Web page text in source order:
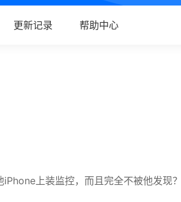
更新记录 帮助中心
上装监控，而且完全不被他发现？